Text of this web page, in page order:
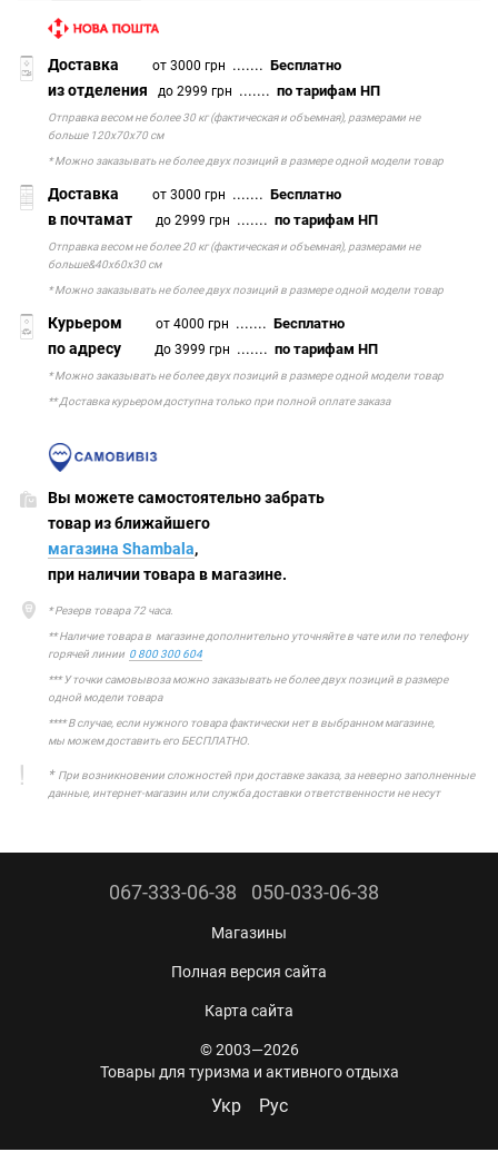
Доставка от 3000 грн .......Бесплатно
из отделения до 2999 грн .......по тарифам НП
Отправка весом не более 30 кг (фактическая и объемная), размерами не
больше 120х70х70 см
* Можно заказывать не более двух позиций в размере одной модели товар
Доставка от 3000 грн .......Бесплатно
в почтамат до 2999 грн .......по тарифам НП
Отправка весом не более 20 кг (фактическая и объемная), размерами не
больше&40х60х30 см
* Можно заказывать не более двух позиций в размере одной модели товар
Курьером от 4000 грн .......Бесплатно
по адресу до 3999 грн .......по тарифам НП
* Можно заказывать не более двух позиций в размере одной модели товар
** Доставка курьером доступна только при полной оплате заказа
Вы можете самостоятельно забрать
товар из ближайшего
магазина Shambala,
при наличии товара в магазине.
* Резерв товара 72 часа.
** Наличие товара в магазине дополнительно уточняйте в чате или по телефону
горячей линии 0 800 300 604
*** У точки самовывоза можно заказывать не более двух позиций в размере
одной модели товара
**** В случае, если нужного товара фактически нет в выбранном магазине,
мы можем доставить его БЕСПЛАТНО.
*При возникновении сложностей при доставке заказа, за неверно заполненные
данные, интернет-магазин или служба доставки ответственности не несут
067-333-06-38 050-033-06-38
Магазины
Полная версия сайта
Карта сайта
© 2003—2026
Товары для туризма и активного отдыха
Укр Рус